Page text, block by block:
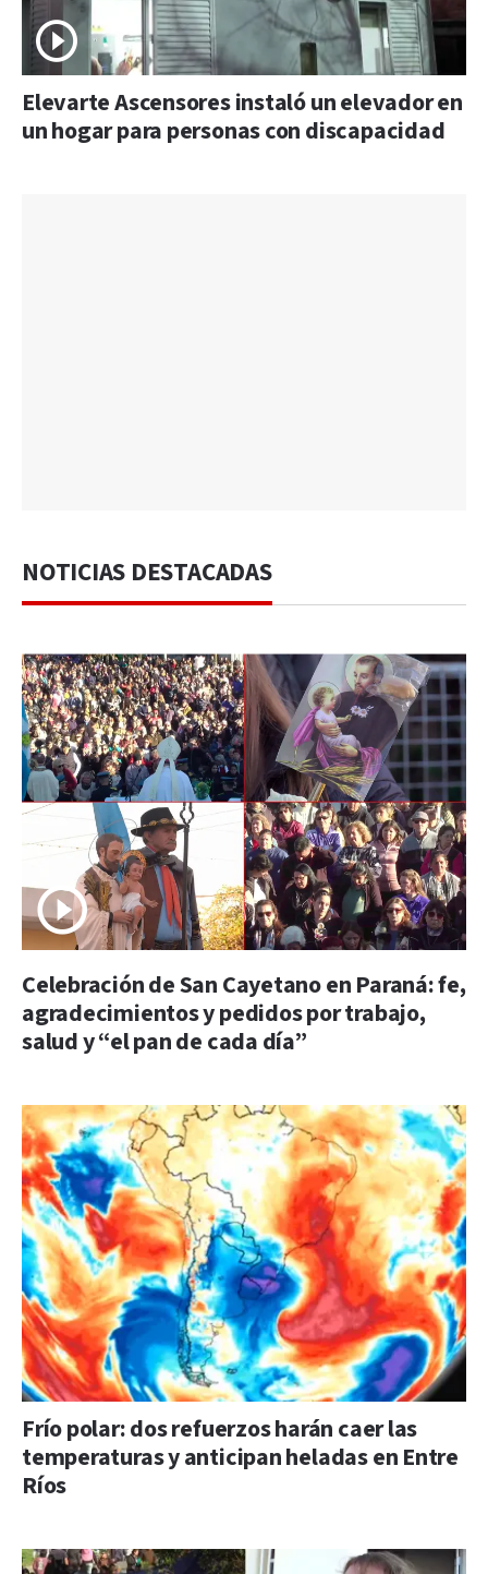
Elevarte Ascensores instaló un elevador en
un hogar para personas con discapacidad
NOTICIAS DESTACADAS
Celebración de San Cayetano en Paraná: fe,
agradecimientos y pedidos por trabajo,
salud y “el pan de cada día”
Frío polar: dos refuerzos harán caer las
temperaturas y anticipan heladas en Entre
Ríos